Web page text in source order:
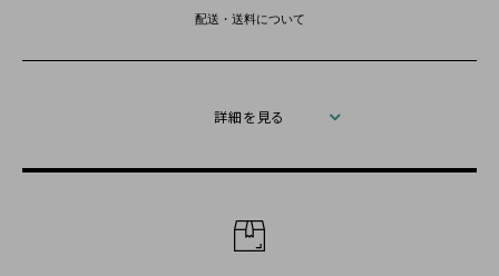
配送・送料について
詳細を見る